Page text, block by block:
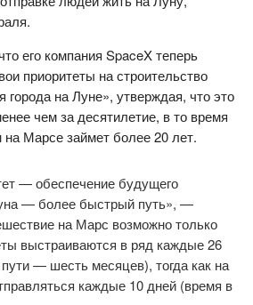
его компания SpaceX теперь
приоритеты на строительство
города на Луне», утверждая, что это
чем за десятилетие, в то время
на Марсе займет более 20 лет.
— обеспечение будущего
— более быстрый путь», —
на Марс возможно только
выстраиваются в ряд каждые 26
— шесть месяцев), тогда как на
каждые 10 дней (время в